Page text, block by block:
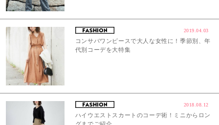
2019.04.03
コンサバワンピースで大人な女性に！季節別、年
代別コーデを大特集
2018.08.12
ハイウエストスカートのコーデ術！ミニからロン